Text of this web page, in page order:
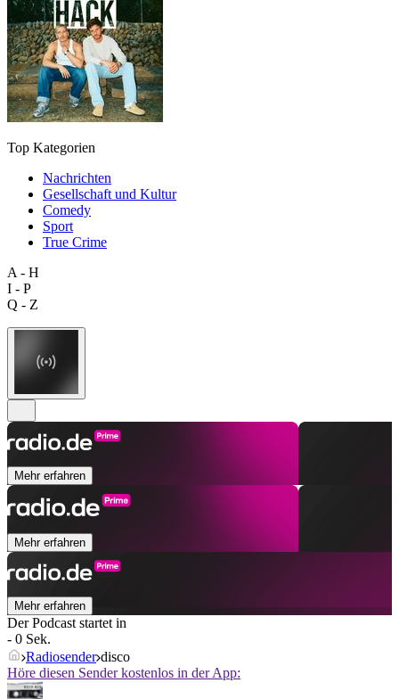
Top Kategorien
Nachrichten
Gesellschaft und Kultur
Comedy
Sport
True Crime
A - H
I - P
Q - Z
Mehr erfahren
Mehr erfahren
Mehr erfahren
Der Podcast startet in
- 0 Sek.
Radiosender disco
Höre diesen Sender kostenlos in der App: